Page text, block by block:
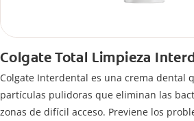
Colgate Total Limpieza
Colgate Interdental es una crema dental
partículas pulidoras que eliminan las
zonas de difícil acceso. Previene los